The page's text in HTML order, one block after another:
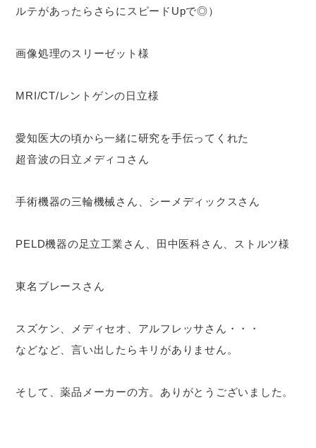
ルテがあったらさらにスピードUpで◎）
画像処理のスリーゼット様
MRI/CT/レントゲンの日立様
愛知医大の頃から一緒に研究を手伝ってくれた
超音波の日立メディコさん
手術機器の三輪機械さん、シーメディックスさん
PELD機器の足立工業さん、田中医科さん、ストルツ様
東名ブレースさん
スズケン、メディセオ、アルフレッサさん・・・
などなど、言い出したらキリがありません。
そして、薬品メーカーの方。ありがとうございました。